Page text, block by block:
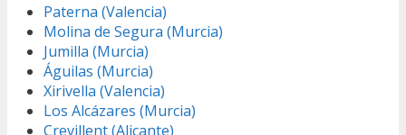
Paterna (Valencia)
Molina de Segura (Murcia)
Jumilla (Murcia)
Águilas (Murcia)
Xirivella (Valencia)
Los Alcázares (Murcia)
Crevillent (Alicante)